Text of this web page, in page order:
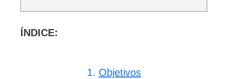
ÍNDICE:
1. Objetivos